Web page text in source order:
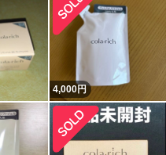
4,000円